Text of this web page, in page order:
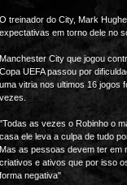
O treinador do City, Mark
expectativas em torno dele no
Manchester City que jogou
Copa UEFA passou por
uma vitria nos ultimos 16 jogos
vezes.
"Todas as vezes o Robinho o
casa ele leva a culpa de tudo
Mas as pessoas devem ter em
criativos e ativos que por isso
forma negativa"